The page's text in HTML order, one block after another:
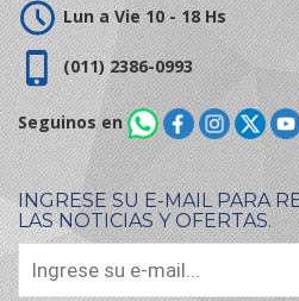
Lun a Vie 10 - 18 Hs
(011) 2386-0993
Seguinos en
INGRESE SU E-MAIL PARA
LAS NOTICIAS Y OFERTAS.